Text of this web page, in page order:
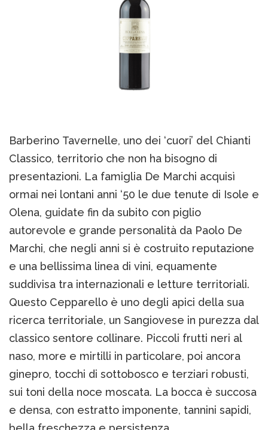
Barberino Tavernelle, uno dei ‘cuori’ del Chianti
Classico, territorio che non ha bisogno di
presentazioni. La famiglia De Marchi acquisì
ormai nei lontani anni ‘50 le due tenute di Isole e
Olena, guidate fin da subito con piglio
autorevole e grande personalità da Paolo De
Marchi, che negli anni si è costruito reputazione
e una bellissima linea di vini, equamente
suddivisa tra internazionali e letture territoriali.
Questo Cepparello è uno degli apici della sua
ricerca territoriale, un Sangiovese in purezza dal
classico sentore collinare. Piccoli frutti neri al
naso, more e mirtilli in particolare, poi ancora
ginepro, tocchi di sottobosco e terziari robusti,
sui toni della noce moscata. La bocca è succosa
e densa, con estratto imponente, tannini sapidi,